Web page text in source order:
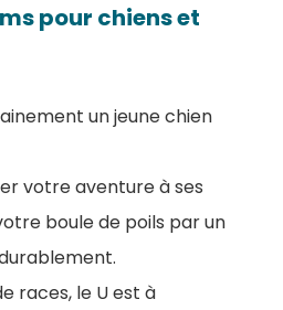
pour chiens et
un jeune chien
votre aventure à ses
boule de poils par un
races, le U est à